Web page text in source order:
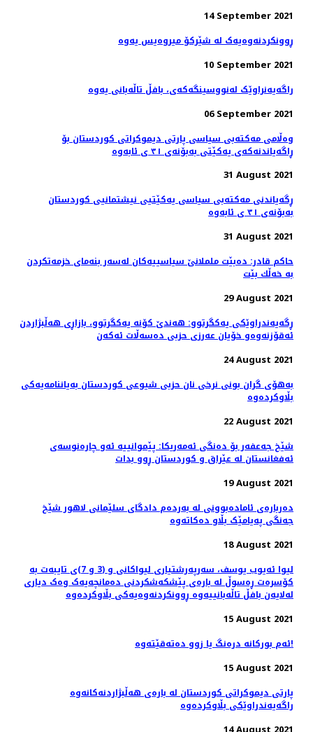
14 September 2021
ڕوونکردنەوەیەک لە شێركۆ میروەیس یەوە
10 September 2021
راگەیەنراوێک لەنووسینگەکەى، بافڵ تاڵەبانی یەوە
06 September 2021
وەڵامی مەکتەبی سیاسی پارتی دیموکراتی کوردستان بۆ
ڕاگەیاندنەکەی یەکێتی بەبۆنەی ٣١ ی ئابەوە
31 August 2021
ڕگەیاندنی مه‌كته‌بی سیاسی یه‌كێتیی نیشتمانیی كوردستان
بەبۆنەی ٣١ ی ئابەوە
31 August 2021
حاكم قادر: دەبێت ململانێ سیاسییەكان لەسەر بنەمای خزمەتكردن
بە خەڵك بێت
29 August 2021
ڕگەیەندراوێکی یەكگرتوو: هەندێ کۆنە یەکگرتوو، بازاڕی هەڵبژاردن
ئەقۆزنەوەو خۆیان عەرزی حزبی دەسەڵات ئەكەن
24 August 2021
بەهۆی گران بونی نرخی نان حزبی شیوعی کوردستان بەیاننامەیەکی
بڵاوکردەوە
22 August 2021
شێخ جەعفەر بۆ دەنگی ئەمەریکا: پێموانییه‌ ئەو چارەنوسەی
ئه‌فغانستان له‌ عێراق و کوردستان ڕوو بدات
19 August 2021
دەربارەی ئامادەبوونی لە بەردەم دادگای سلێمانی لاهور شێخ
جەنگی پەیامێک بڵاو دەکاتەوە
18 August 2021
لیوا ئەیوب یوسف، سەرپەرشتیاری لیواکانی و (3 و 7)ی تایبەت بە
کۆسرەت ڕەسوڵ لە بارەی پێشکەشکردنی دەمانچەیەک وەک دیاری
لەلایەن بافڵ تاڵەبانییەوە ڕوونکردنەوەیەکی بڵاوکردەوە
15 August 2021
ئەم بورکانە‌ درەنگ یا زوو دەتەقێتەوە!
15 August 2021
پارتی دیموکراتی کوردستان لە بارەی هەڵبژاردنەکانەوە
راگەیەندراوێکی بڵاوکردەوە